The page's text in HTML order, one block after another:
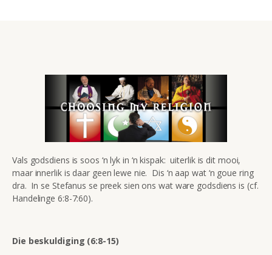
Vals godsdiens is soos ‘n lyk in ‘n kispak: uiterlik is dit mooi,
maar innerlik is daar geen lewe nie. Dis ‘n aap wat ‘n goue ring
dra. In se Stefanus se preek sien ons wat ware godsdiens is (cf.
Handelinge 6:8-7:60).
Die beskuldiging (6:8-15)